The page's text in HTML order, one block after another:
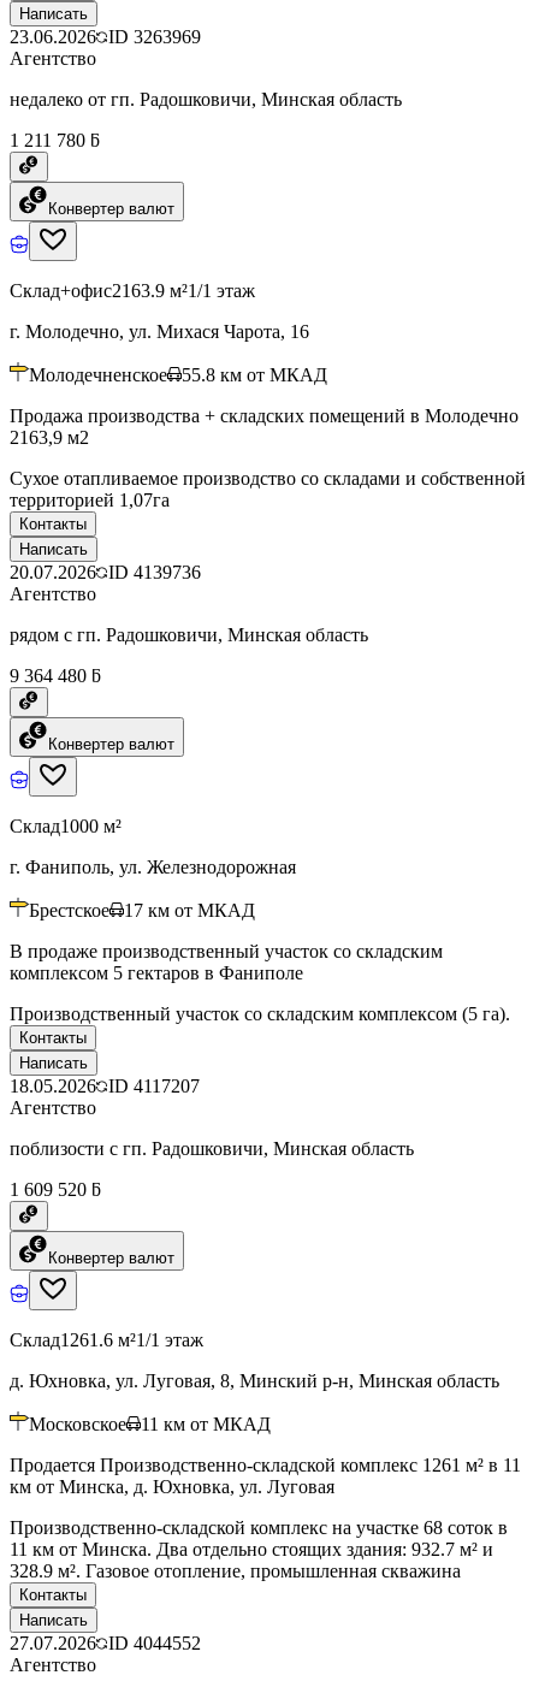
Написать
23.06.2026 ID 3263969
Агентство
недалеко от гп. Радошковичи, Минская область
1 211 780 ƃ
Конвертер валют
Склад+офис2163.9 м²1/1 этаж
г. Молодечно, ул. Михася Чарота, 16
Молодечненское 55.8 км от МКАД
Продажа производства + складских помещений в Молодечно
2163,9 м2
Сухое отапливаемое производство со складами и собственной
территорией 1,07га
Контакты
Написать
20.07.2026 ID 4139736
Агентство
рядом с гп. Радошковичи, Минская область
9 364 480 ƃ
Конвертер валют
Склад1000 м²
г. Фаниполь, ул. Железнодорожная
Брестское 17 км от МКАД
В продаже производственный участок со складским
комплексом 5 гектаров в Фаниполе
Производственный участок со складским комплексом (5 га).
Контакты
Написать
18.05.2026 ID 4117207
Агентство
поблизости с гп. Радошковичи, Минская область
1 609 520 ƃ
Конвертер валют
Склад1261.6 м²1/1 этаж
д. Юхновка, ул. Луговая, 8, Минский р-н, Минская область
Московское 11 км от МКАД
Продается Производственно-складской комплекс 1261 м² в 11
км от Минска, д. Юхновка, ул. Луговая
Производственно-складской комплекс на участке 68 соток в
11 км от Минска. Два отдельно стоящих здания: 932.7 м² и
328.9 м². Газовое отопление, промышленная скважина
Контакты
Написать
27.07.2026 ID 4044552
Агентство